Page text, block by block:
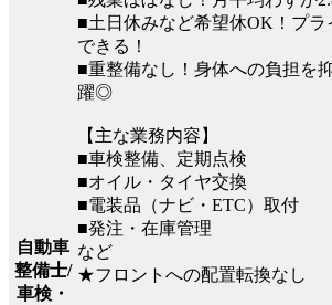
自動車
整備士/
車検・
■土日休みなど希望休OK！プラ
できる！
■重整備なし！身体への負担を
躍◎
【主な業務内容】
■車検整備、定期点検
■オイル・タイヤ交換
■電装品（ナビ・ETC）取付
■発注・在庫管理
など
★フロントへの配置転換なし